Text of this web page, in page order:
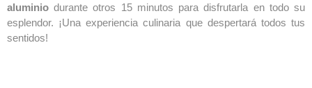
aluminio durante otros 15 minutos para disfrutarla en todo su
esplendor. ¡Una experiencia culinaria que despertará todos tus
sentidos!